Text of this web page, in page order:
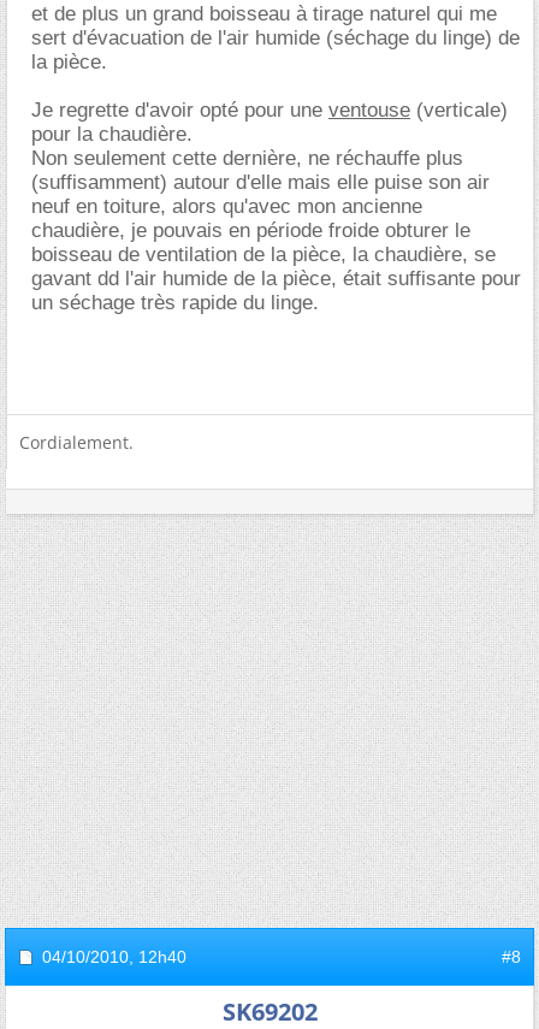
et de plus un grand boisseau à tirage naturel qui me
sert d'évacuation de l'air humide (séchage du linge) de
la pièce.
Je regrette d'avoir opté pour une ventouse (verticale)
pour la chaudière.
Non seulement cette dernière, ne réchauffe plus
(suffisamment) autour d'elle mais elle puise son air
neuf en toiture, alors qu'avec mon ancienne
chaudière, je pouvais en période froide obturer le
boisseau de ventilation de la pièce, la chaudière, se
gavant dd l'air humide de la pièce, était suffisante pour
un séchage très rapide du linge.
Cordialement.
04/10/2010, 12h40 #8
SK69202